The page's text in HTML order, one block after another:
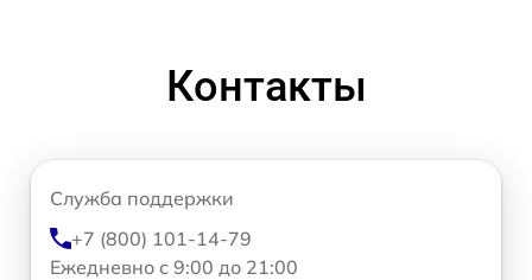
Контакты
Служба поддержки
+7 (800) 101-14-79
Ежедневно с 9:00 до 21:00